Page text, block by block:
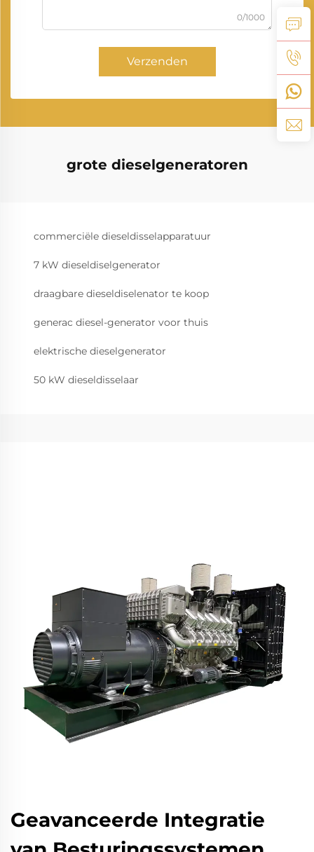
0/1000
Verzenden
grote dieselgeneratoren
commerciële dieseldisselapparatuur
7 kW dieseldiselgenerator
draagbare dieseldiselenator te koop
generac diesel-generator voor thuis
elektrische dieselgenerator
50 kW dieseldisselaar
Geavanceerde Integratie